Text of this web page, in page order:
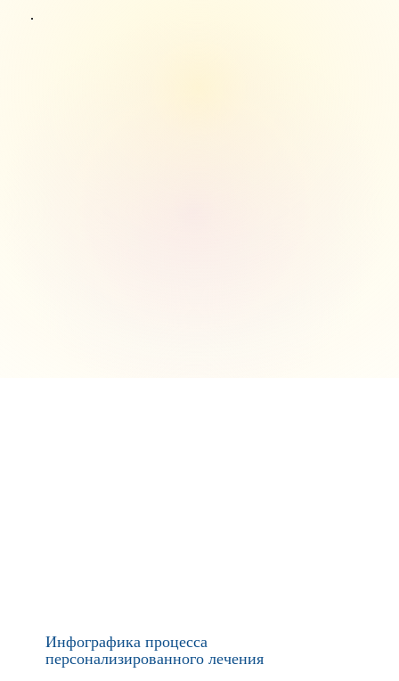
Инфографика процесса
персонализированного лечения